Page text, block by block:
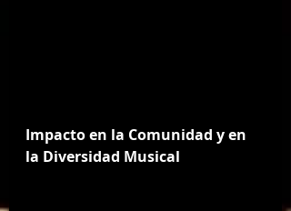
Impacto en la Comunidad y en
la Diversidad Musical